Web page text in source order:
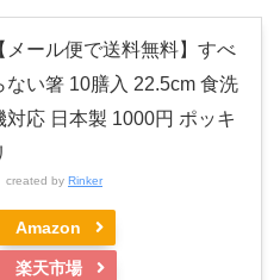
メール便で送料無料】すべ
ない箸 10膳入 22.5cm 食洗
対応 日本製 1000円 ポッキ
created by Rinker
Amazon
楽天市場